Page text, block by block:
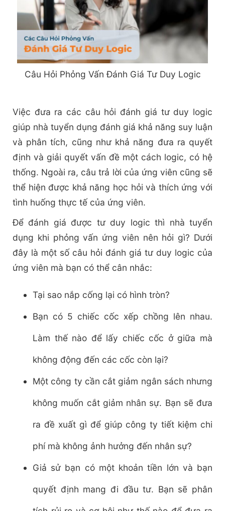
Câu Hỏi Phỏng Vấn Đánh Giá Tư Duy Logic
Việc đưa ra các câu hỏi đánh giá tư duy logic
giúp nhà tuyển dụng đánh giá khả năng suy luận
và phân tích, cũng như khả năng đưa ra quyết
định và giải quyết vấn đề một cách logic, có hệ
thống. Ngoài ra, câu trả lời của ứng viên cũng sẽ
thể hiện được khả năng học hỏi và thích ứng với
tình huống thực tế của ứng viên.
Để đánh giá được tư duy logic thì nhà tuyển
dụng khi phỏng vấn ứng viên nên hỏi gì? Dưới
đây là một số câu hỏi đánh giá tư duy logic của
ứng viên mà bạn có thể cân nhắc:
Tại sao nắp cống lại có hình tròn?
Bạn có 5 chiếc cốc xếp chồng lên nhau.
Làm thế nào để lấy chiếc cốc ở giữa mà
không động đến các cốc còn lại?
Một công ty cần cắt giảm ngân sách nhưng
không muốn cắt giảm nhân sự. Bạn sẽ đưa
ra đề xuất gì để giúp công ty tiết kiệm chi
phí mà không ảnh hưởng đến nhân sự?
Giả sử bạn có một khoản tiền lớn và bạn
quyết định mang đi đầu tư. Bạn sẽ phân